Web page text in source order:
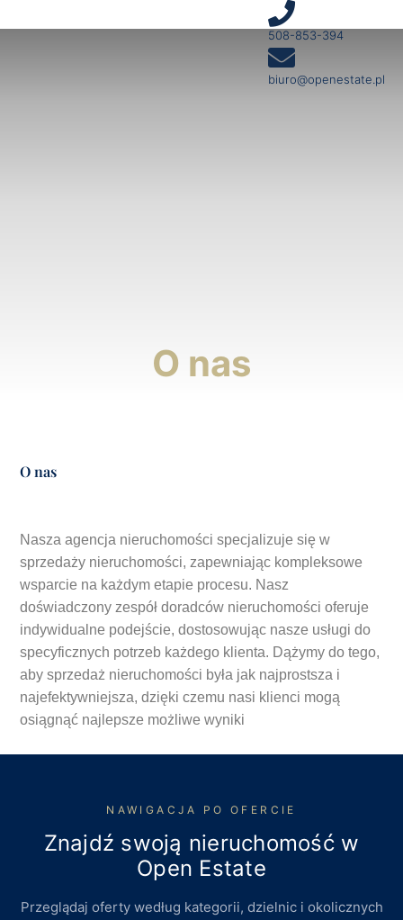
508-853-394
biuro@openestate.pl
O nas
O nas
Nasza agencja nieruchomości specjalizuje się w
sprzedaży nieruchomości, zapewniając kompleksowe
wsparcie na każdym etapie procesu. Nasz
doświadczony zespół doradców nieruchomości oferuje
indywidualne podejście, dostosowując nasze usługi do
specyficznych potrzeb każdego klienta. Dążymy do tego,
aby sprzedaż nieruchomości była jak najprostsza i
najefektywniejsza, dzięki czemu nasi klienci mogą
osiągnąć najlepsze możliwe wyniki
NAWIGACJA PO OFERCIE
Znajdź swoją nieruchomość w
Open Estate
Przeglądaj oferty według kategorii, dzielnic i okolicznych